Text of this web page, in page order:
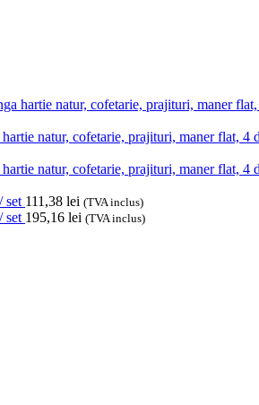
hartie natur, cofetarie, prajituri, maner
hartie natur, cofetarie, prajituri, maner flat,
hartie natur, cofetarie, prajituri, maner flat,
set 111,38 lei (TVA inclus)
set 195,16 lei (TVA inclus)